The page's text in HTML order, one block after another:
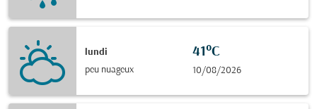
lundi
peu nuageux
41°C
10/08/2026